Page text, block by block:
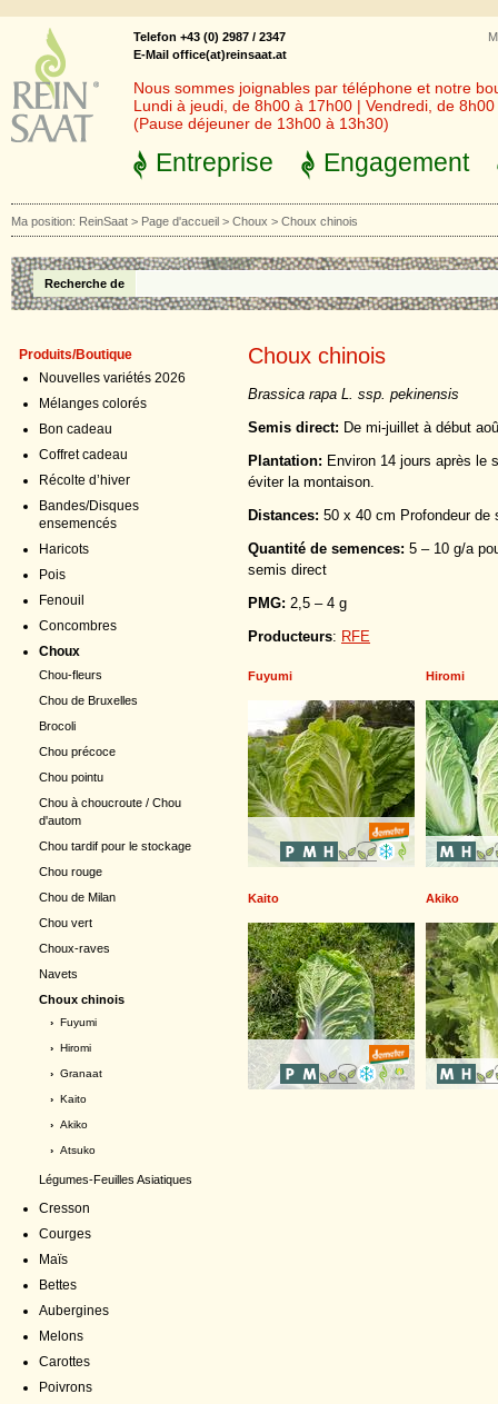
Telefon +43 (0) 2987 / 2347
E-Mail office(at)reinsaat.at
Nous sommes joignables par téléphone et notre
Lundi à jeudi, de 8h00 à 17h00 | Vendredi, de
(Pause déjeuner de 13h00 à 13h30)
Entreprise Engagement
Ma position: ReinSaat > Page d'accueil > Choux > Choux chinois
Recherche de
Produits/Boutique
Nouvelles variétés 2026
Mélanges colorés
Bon cadeau
Coffret cadeau
Récolte d’hiver
Bandes/Disques
ensemencés
Haricots
Pois
Fenouil
Concombres
Choux
Chou-fleurs
Chou de Bruxelles
Brocoli
Chou précoce
Chou pointu
Chou à choucroute / Chou
d'autom
Chou tardif pour le stockage
Chou rouge
Chou de Milan
Chou vert
Choux-raves
Navets
Choux chinois
› Fuyumi
› Hiromi
› Granaat
› Kaito
› Akiko
› Atsuko
Légumes-Feuilles Asiatiques
Cresson
Courges
Maïs
Bettes
Aubergines
Melons
Carottes
Poivrons
Choux chinois
Brassica rapa L. ssp. pekinensis
Semis direct: De mi-juillet à début
Plantation: Environ 14 jours après le
éviter la montaison.
Distances: 50 x 40 cm Profondeur de
Quantité de semences: 5 – 10 g/a
semis direct
PMG: 2,5 – 4 g
Producteurs: RFE
Fuyumi Hiromi
Kaito Akiko